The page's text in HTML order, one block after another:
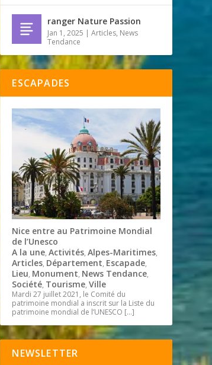
ranger Nature Passion
Jan 1, 2025 |Articles, News
Tendance
ESCAPADES
Nice entre au Patrimoine Mondial
de l’Unesco
A la une,Activités,Alpes-Maritimes,
Articles, Département, Escapade,
Lieu, Monument, News Tendance,
Société, Tourisme,Ville
Mardi 27 juillet 2021, le Comité du
patrimoine mondial a inscrit sur la Liste du
patrimoine mondial de l’UNESCO […]
NEWSLETTER